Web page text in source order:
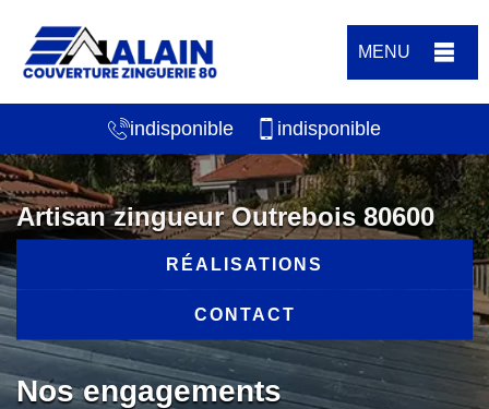
MENU
indisponible indisponible
Artisan zingueur Outrebois 80600
RÉALISATIONS
CONTACT
Nos engagements